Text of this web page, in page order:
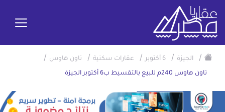
/ الجيزة / 6 أكتوبر / عقارات سكنية / تاون هاوس /
تاون هاوس 240م للبيع بالتقسيط ب6 أكتوبر الجيزة